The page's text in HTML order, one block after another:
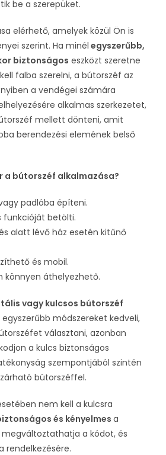
be a szerepüket.
elérhető, amelyek közül Ön is
szerint. Ha minél egyszerűbb,
biztonságos eszközt szeretne
falba szerelni, a bútorszéf az
a vendégei számára
alkalmas szerkezetet,
mellett dönteni, amit
berendezési elemének belső
a bútorszéf alkalmazása?
padlóba építeni.
funkcióját betölti.
alatt lévő ház esetén kitűnő
és mobil.
könnyen áthelyezhető.
vagy kulcsos bútorszéf
egyszerűbb módszereket kedveli,
választani, azonban
a kulcs biztonságos
szempontjából szintén
bútorszéffel.
nem kell a kulcsra
és kényelmesa
megváltoztathatja a kódot, és
rendelkezésére.